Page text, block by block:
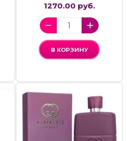
1270.00 руб.
В КОРЗИНУ